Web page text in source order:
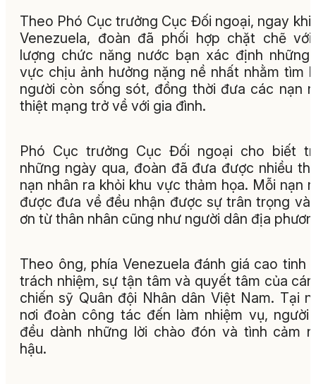
Theo Phó Cục trưởng Cục Đối ngoại, ngay khi
Venezuela, đoàn đã phối hợp chặt chẽ
lượng chức năng nước bạn xác định những
vực chịu ảnh hưởng nặng nề nhất nhằm tìm
người còn sống sót, đồng thời đưa các nạn
thiệt mạng trở về với gia đình.
Phó Cục trưởng Cục Đối ngoại cho biết
những ngày qua, đoàn đã đưa được nhiều
nạn nhân ra khỏi khu vực thảm họa. Mỗi nạn
được đưa về đều nhận được sự trân trọng và
ơn từ thân nhân cũng như người dân địa
Theo ông, phía Venezuela đánh giá cao tinh
trách nhiệm, sự tận tâm và quyết tâm của
chiến sỹ Quân đội Nhân dân Việt Nam. Tại
nơi đoàn công tác đến làm nhiệm vụ, người
đều dành những lời chào đón và tình cảm
hậu.